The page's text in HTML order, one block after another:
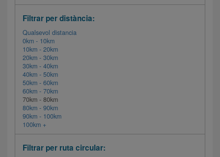
Filtrar per distància:
Qualsevol distancia
0km - 10km
10km - 20km
20km - 30km
30km - 40km
40km - 50km
50km - 60km
60km - 70km
70km - 80km
80km - 90km
90km - 100km
100km +
Filtrar per ruta circular: